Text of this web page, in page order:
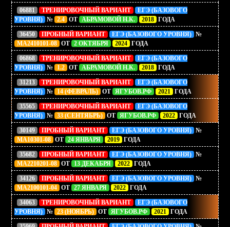
06881 ТРЕНИРОВОЧНЫЙ ВАРИАНТ
ЕГЭ (БАЗОВОГО
УРОВНЯ) № 2.4 ОТ АБРАМОВОЙ Н.К. 2018 ГОДА
36450 ПРОБНЫЙ ВАРИАНТ ЕГЭ (БАЗОВОГО УРОВНЯ) №
МА2410101-08 ОТ 2 ОКТЯБРЯ 2024 ГОДА
06868 ТРЕНИРОВОЧНЫЙ ВАРИАНТ
ЕГЭ (БАЗОВОГО
УРОВНЯ) № 1.2 ОТ АБРАМОВОЙ Н.К. 2018 ГОДА
31213 ТРЕНИРОВОЧНЫЙ ВАРИАНТ
ЕГЭ (БАЗОВОГО
УРОВНЯ) № 14 (ФЕВРАЛЬ) ОТ ЯГУБОВ.РФ 2021 ГОДА
35565 ТРЕНИРОВОЧНЫЙ ВАРИАНТ
ЕГЭ (БАЗОВОГО
УРОВНЯ) № 33 (СЕНТЯБРЬ) ОТ ЯГУБОВ.РФ 2022 ГОДА
30149 ПРОБНЫЙ ВАРИАНТ ЕГЭ (БАЗОВОГО УРОВНЯ) №
МА10301-08 ОТ 24 ЯНВАРЯ 2019 ГОДА
35682 ПРОБНЫЙ ВАРИАНТ ЕГЭ (БАЗОВОГО УРОВНЯ) №
МА2210201-08 ОТ 13 ДЕКАБРЯ 2022 ГОДА
34126 ПРОБНЫЙ ВАРИАНТ ЕГЭ (БАЗОВОГО УРОВНЯ) №
МА2100101-04 ОТ 27 ЯНВАРЯ 2022 ГОДА
34063 ТРЕНИРОВОЧНЫЙ ВАРИАНТ
ЕГЭ (БАЗОВОГО
УРОВНЯ) № 23 (НОЯБРЬ) ОТ ЯГУБОВ.РФ 2021 ГОДА